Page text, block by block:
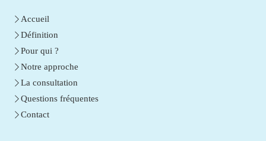
Accueil
Définition
Pour qui ?
Notre approche
La consultation
Questions fréquentes
Contact